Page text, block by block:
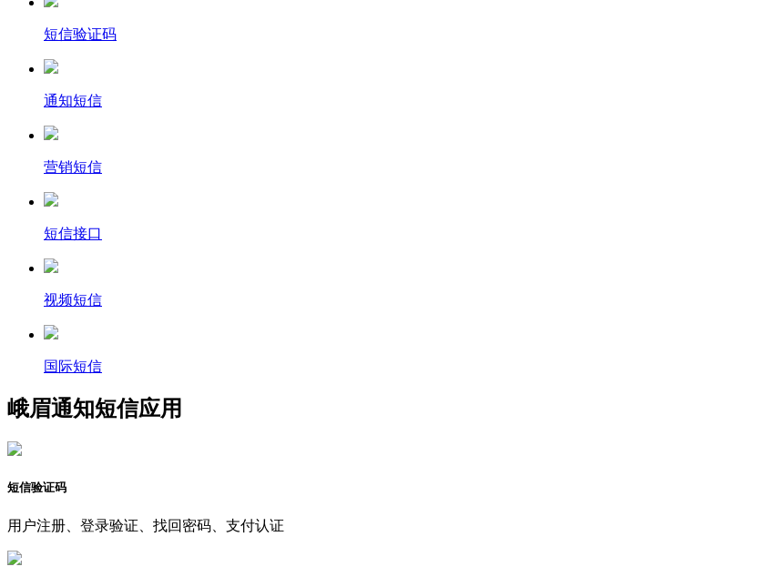
短信验证码
通知短信
营销短信
短信接口
视频短信
国际短信
峨眉通知短信应用
短信验证码
用户注册、登录验证、找回密码、支付认证